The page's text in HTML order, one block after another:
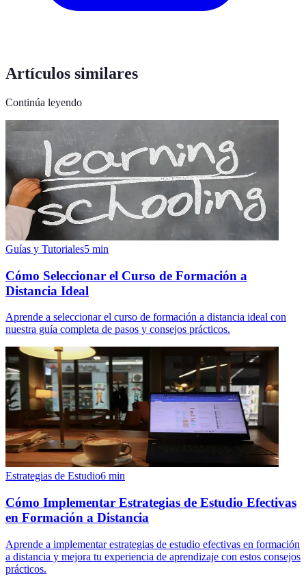
Artículos similares
Continúa leyendo
Guías y Tutoriales5 min
Cómo Seleccionar el Curso de Formación a
Distancia Ideal
Aprende a seleccionar el curso de formación a distancia ideal con
nuestra guía completa de pasos y consejos prácticos.
Estrategias de Estudio6 min
Cómo Implementar Estrategias de Estudio Efectivas
en Formación a Distancia
Aprende a implementar estrategias de estudio efectivas en formación
a distancia y mejora tu experiencia de aprendizaje con estos consejos
prácticos.